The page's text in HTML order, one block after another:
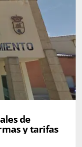
de
y tarifas